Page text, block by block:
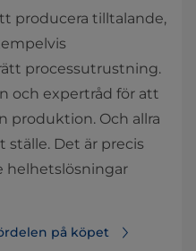
producera tilltalande,
processutrustning.
och expertråd för att
produktion. Och allra
ställe. Det är precis
helhetslösningar
på köpet